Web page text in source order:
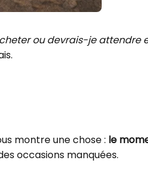
ou devrais-je attendre
montre une chose : le
occasions manquées.